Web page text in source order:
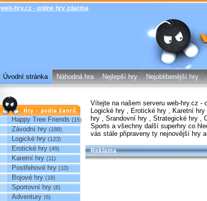
web-hry.cz - online hry zdarma
web-
Úvodní stránka Náhodná hra Nejlepší hry Nejoblibenější hry
Hry podle žánrů
Happy Tree Friends (15)
Závodní hry (188)
Logické hry (123)
Erotické hry (49)
Karetní hry (11)
Postřehové hry (10)
Bojové hry (18)
Sportovní hry (8)
Adventury (6)
Vítejte na našem serveru web-hry.cz -
Logické hry
Erotické hry Karetní hry
hry
Srandovní hry Strategické hry
Sports a všechny další superhry co
vás stále připraveny ty nejnovější hry
Reklama